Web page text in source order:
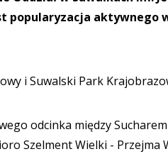
aktywnego
i Suwalski Park
odcinka między
Szelment Wielki -